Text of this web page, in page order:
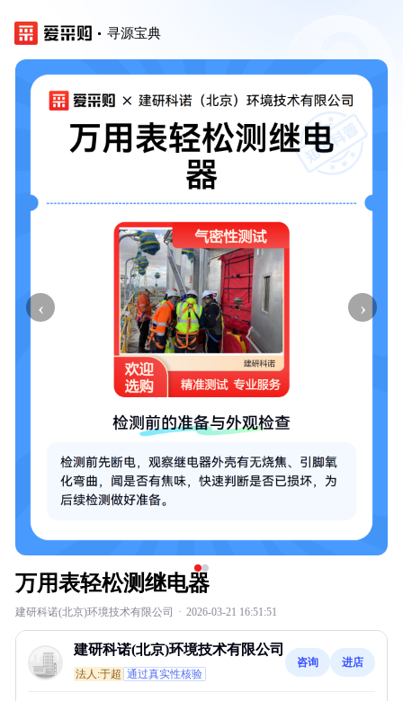
寻源宝典
‹ ›
万用表轻松测继电器
建研科诺(北京)环境技术有限公司 · 2026-03-21 16:51:51
建研科诺(北京)环境技术有限公司
法人:于超 通过真实性核验
咨询 进店